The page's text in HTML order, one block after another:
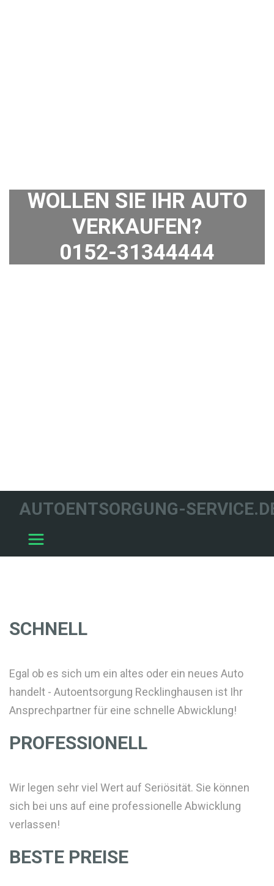
WOLLEN SIE IHR AUTO
VERKAUFEN?
0152-31344444
AUTOENTSORGUNG-
SCHNELL
Egal ob es sich um ein altes oder ein neues Auto
handelt - Autoentsorgung Recklinghausen ist Ihr
Ansprechpartner für eine schnelle Abwicklung!
PROFESSIONELL
Wir legen sehr viel Wert auf Seriösität. Sie können
sich bei uns auf eine professionelle Abwicklung
verlassen!
BESTE PREISE